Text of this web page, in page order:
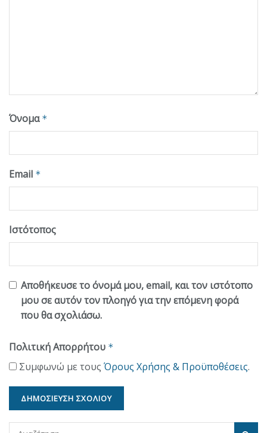
Όνομα *
Email *
Ιστότοπος
Αποθήκευσε το όνομά μου, email, και τον ιστότοπο
μου σε αυτόν τον πλοηγό για την επόμενη φορά
που θα σχολιάσω.
Πολιτική Απορρήτου *
Συμφωνώ με τους Όρους Χρήσης & Προϋποθέσεις.